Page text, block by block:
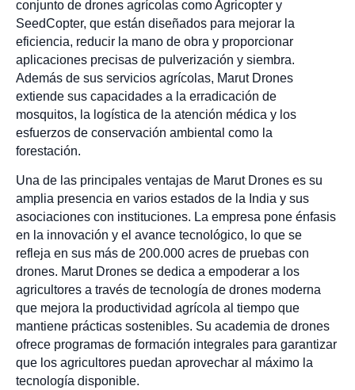
conjunto de drones agrícolas como Agricopter y
SeedCopter, que están diseñados para mejorar la
eficiencia, reducir la mano de obra y proporcionar
aplicaciones precisas de pulverización y siembra.
Además de sus servicios agrícolas, Marut Drones
extiende sus capacidades a la erradicación de
mosquitos, la logística de la atención médica y los
esfuerzos de conservación ambiental como la
forestación.
Una de las principales ventajas de Marut Drones es su
amplia presencia en varios estados de la India y sus
asociaciones con instituciones. La empresa pone énfasis
en la innovación y el avance tecnológico, lo que se
refleja en sus más de 200.000 acres de pruebas con
drones. Marut Drones se dedica a empoderar a los
agricultores a través de tecnología de drones moderna
que mejora la productividad agrícola al tiempo que
mantiene prácticas sostenibles. Su academia de drones
ofrece programas de formación integrales para garantizar
que los agricultores puedan aprovechar al máximo la
tecnología disponible.